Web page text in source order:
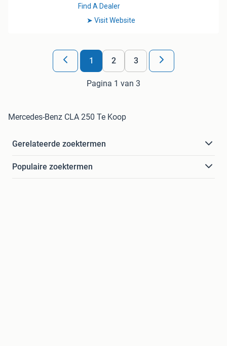
1 2 3
Pagina 1 van 3
Mercedes-Benz CLA 250 Te Koop
Gerelateerde zoektermen
Populaire zoektermen